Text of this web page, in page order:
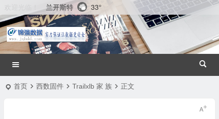
兰开斯特 33°
首页 西数固件 Trailxlb 家 族 正文